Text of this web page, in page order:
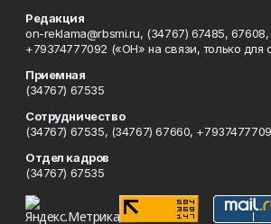
Редакция
on-reklama@rbsmi.ru, (34767) 67485,
+79374777092 («ОН» на связи, только для
Приемная
(34767) 67535
Сотрудничество
(34767) 67535, (34767) 67660,
Отдел кадров
(34767) 67535